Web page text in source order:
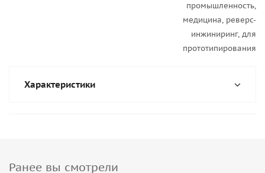
промышленность,
медицина, реверс-
инжиниринг, для
прототипирования
Характеристики
Ранее вы смотрели